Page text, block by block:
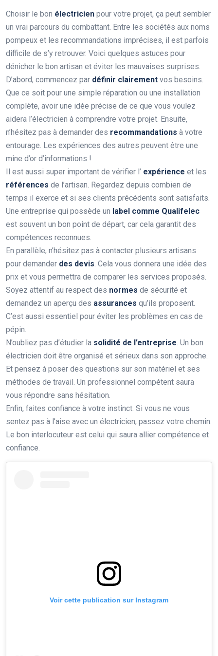
Choisir le bon électricien pour votre projet, ça peut sembler
un vrai parcours du combattant. Entre les sociétés aux noms
pompeux et les recommandations imprécises, il est parfois
difficile de s’y retrouver. Voici quelques astuces pour
dénicher le bon artisan et éviter les mauvaises surprises.
D’abord, commencez par définir clairement vos besoins.
Que ce soit pour une simple réparation ou une installation
complète, avoir une idée précise de ce que vous voulez
aidera l’électricien à comprendre votre projet. Ensuite,
n’hésitez pas à demander des recommandations à votre
entourage. Les expériences des autres peuvent être une
mine d’or d’informations !
Il est aussi super important de vérifier l’ expérience et les
références de l’artisan. Regardez depuis combien de
temps il exerce et si ses clients précédents sont satisfaits.
Une entreprise qui possède un label comme Qualifelec
est souvent un bon point de départ, car cela garantit des
compétences reconnues.
En parallèle, n’hésitez pas à contacter plusieurs artisans
pour demander des devis. Cela vous donnera une idée des
prix et vous permettra de comparer les services proposés.
Soyez attentif au respect des normes de sécurité et
demandez un aperçu des assurances qu’ils proposent.
C’est aussi essentiel pour éviter les problèmes en cas de
pépin.
N’oubliez pas d’étudier la solidité de l’entreprise. Un bon
électricien doit être organisé et sérieux dans son approche.
Et pensez à poser des questions sur son matériel et ses
méthodes de travail. Un professionnel compétent saura
vous répondre sans hésitation.
Enfin, faites confiance à votre instinct. Si vous ne vous
sentez pas à l’aise avec un électricien, passez votre chemin.
Le bon interlocuteur est celui qui saura allier compétence et
confiance.
Voir cette publication sur Instagram